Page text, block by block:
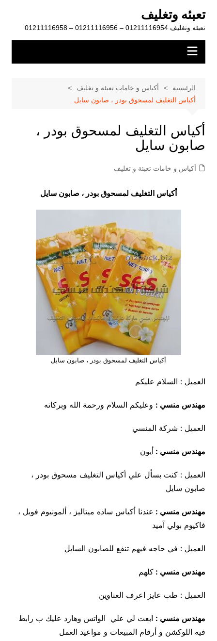
المحتوى
تعبئه وتغليف
تعبئه وتغليف 01211116954 – 01211116956 – 01211116958
الرئيسية
أكياس و خامات تعبئة و تغليف
أكياس التغليف لمسحوق بودر ، صابون سايل
أكياس التغليف لمسحوق بودر ،
صابون سايل
أكياس و خامات تعبئة و تغليف
أكياس التغليف لمسحوق بودر ، صابون سايل
أكياس التغليف لمسحوق بودر ، صابون سايل
العميل : السلام عليكم
مهندس منسي : وعليكم السلام ورحمة الله وبركاته
العميل : شركة المنسي
مهندس منسي : أيون
العميل : كنت بسأل علي أكياس التغليف مسحوق بودر ،
صابون سايل
مهندس منسي : عندنا أكياس ساده ميتاليز ، ألمونيوم فويل ،
فاكيوم بولي آميد
العميل : في حاجه فيهم تنفع للصابون السايل
مهندس منسي : كلهم
العميل : طب عايز اعرف العناوين
مهندس منسي : ابعت لي علي الواتس وهارد عليك ب رابط
فيه اللوكشن و أرقام المبيعات و مواعيد العمل